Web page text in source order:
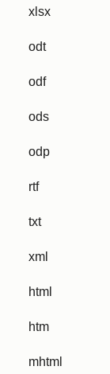
xlsx
odt
odf
ods
odp
rtf
txt
xml
html
htm
mhtml